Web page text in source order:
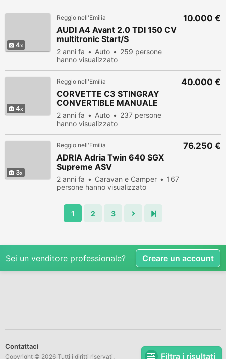
Filtra i risultati
4
Reggio nell'Emilia
AUDI A4 Avant 2.0 TDI 150 CV
multitronic Start/S
2 anni fa Auto
259 persone
hanno visualizzato
10.000 €
4
Reggio nell'Emilia
CORVETTE C3 STINGRAY
CONVERTIBLE MANUALE
2 anni fa Auto
237 persone
hanno visualizzato
40.000 €
3
Reggio nell'Emilia
ADRIA Adria Twin 640 SGX
Supreme ASV
2 anni fa Caravan e Camper
167
persone hanno visualizzato
76.250 €
1 2 3
Sei un venditore professionale? Creare un account
Contattaci
Copyright © 2026 Tutti i diritti riservati.